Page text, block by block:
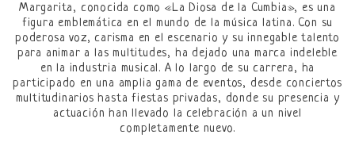
Margarita, conocida como «La Diosa de la Cumbia», es una
figura emblemática en el mundo de la música latina. Con su
poderosa voz, carisma en el escenario y su innegable talento
para animar a las multitudes, ha dejado una marca indeleble
en la industria musical. A lo largo de su carrera, ha
participado en una amplia gama de eventos, desde conciertos
multitudinarios hasta fiestas privadas, donde su presencia y
actuación han llevado la celebración a un nivel
completamente nuevo.